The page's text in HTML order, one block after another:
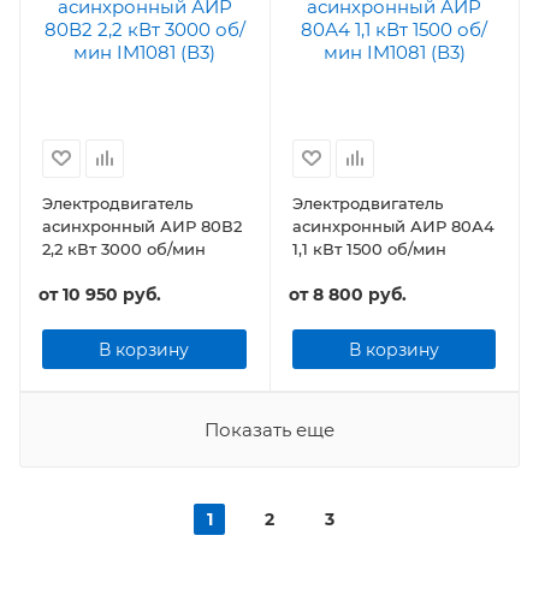
Электродвигатель
асинхронный АИР 80В2
2,2 кВт 3000 об/мин
от10 950 руб.
В корзину
Электродвигатель
асинхронный АИР 80А4
1,1 кВт 1500 об/мин
от8 800 руб.
В корзину
Показать еще
1 2 3